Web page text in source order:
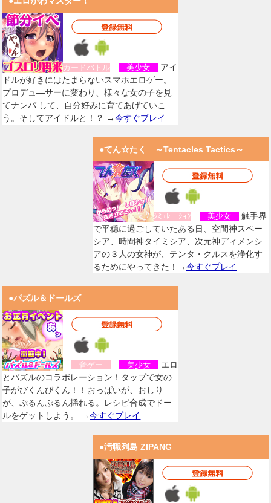
カードバトル 美少女
アイ
ドルが好きにはたまらないスマホエロゲー。
プロデュ―サーに変わり、様々な女の子を見
てナンパ して、自分好みに育てあげていこ
う。そしてアイドルと！？ →今すぐプレイ
●てん☆たく ～Tentacles Tactics～
ｼﾐｭﾚーｼｮﾝ 美少女
触手界
で平穏に過ごしていたある日、空間神スペー
シア、時間神タイミシア、次元神ディメンシ
アの３人の女神が、テンタ・クルスを浄化す
るためにやってきた！→今すぐプレイ
●パズル＆ドールズ
音ゲー 美少女
エロ
とパズルのコラボレーション！タップで女の
子がびくんびくん！！おっぱいが、おしり
が、ぷるんぷるん揺れる。レシピ合成でドー
ルをゲットしよう。 →今すぐプレイ
●汚職列島 ZIPANG